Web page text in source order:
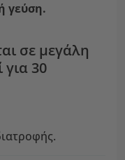
γεύση.
σε μεγάλη
30